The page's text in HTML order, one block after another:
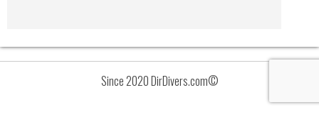
Since 2020 DirDivers.com©